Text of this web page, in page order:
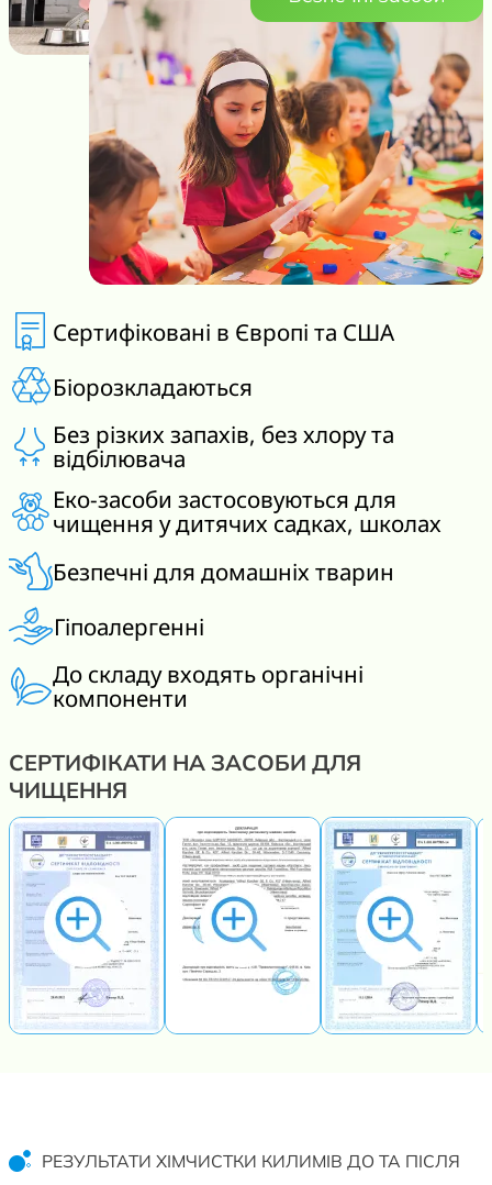
Сертифіковані в Європі та США
Біорозкладаються
Без різких запахів, без хлору та
відбілювача
Еко-засоби застосовуються для
чищення у дитячих садках, школах
Безпечні для домашніх тварин
Гіпоалергенні
До складу входять органічні
компоненти
СЕРТИФІКАТИ НА ЗАСОБИ ДЛЯ
ЧИЩЕННЯ
РЕЗУЛЬТАТИ ХІМЧИСТКИ КИЛИМІВ ДО ТА ПІСЛЯ